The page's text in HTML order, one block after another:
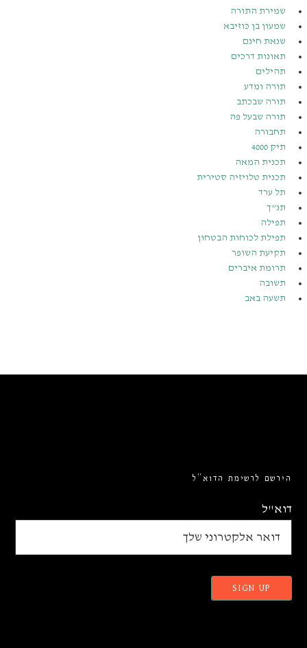
שמירת התורה
שמעון בן כּוזיבא
שנאת חינם
תאונות דרכים
תהילים
תורה ומדע
תורה שבכתב
תורה שבעל פה
תחבורה
תיק 4000
תכנית המאה
תכנית טלויזיה סטירית
תל ערד
תנ”ך
תפילה
תפילת לכוחות הבטחון
תקיעת השופר
תרומת איברים
תשובה
תשעה באב
הירשם לרשימת הדוא”ל
דוא"ל